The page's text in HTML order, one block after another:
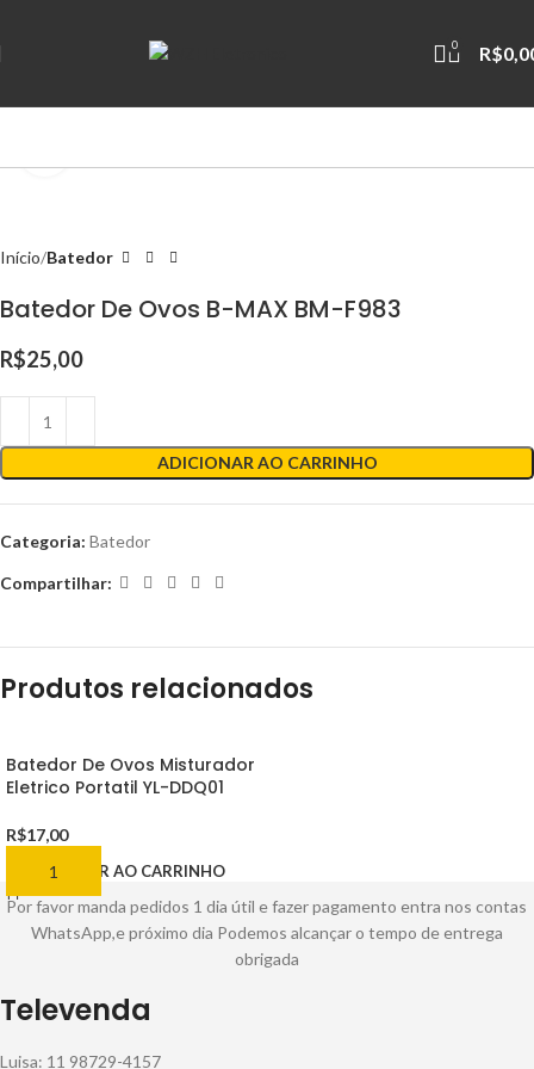
0 R$
Início Batedor
Batedor De Ovos B-MAX BM-F983
R$25,00
ADICIONAR AO CARRINHO
Categoria: Batedor
Compartilhar:
Produtos relacionados
Batedor De Ovos Misturador
Eletrico Portatil YL-DDQ01
R$17,00
ADICIONAR AO CARRINHO
Por favor manda pedidos 1 dia útil e fazer pagamento entra nos contas
WhatsApp,e próximo dia Podemos alcançar o tempo de entrega
obrigada
Televenda
Luisa: 11 98729-4157